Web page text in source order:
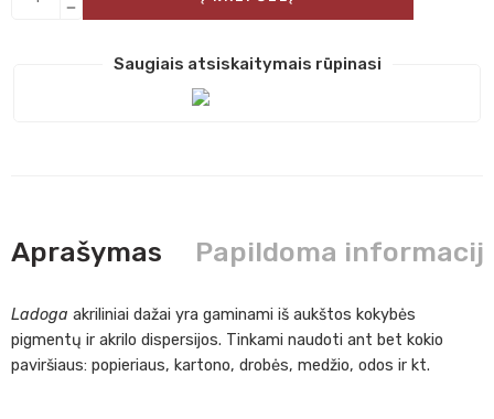
Saugiais atsiskaitymais rūpinasi
Aprašymas Papildoma
Ladoga akriliniai dažai yra gaminami iš aukštos kokybės
pigmentų ir akrilo dispersijos. Tinkami naudoti ant bet kokio
paviršiaus: popieriaus, kartono, drobės, medžio, odos ir kt.